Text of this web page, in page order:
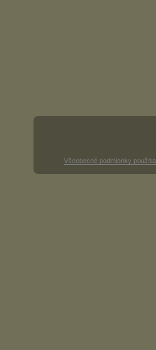
Všeobecné podmienky použitia